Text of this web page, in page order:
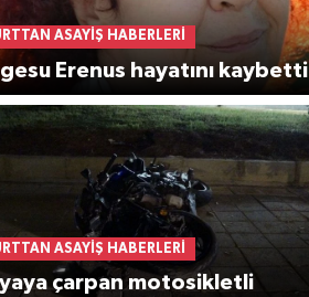
ASAYIŞ HABERLERI
Erenus hayatını kaybetti
ASAYIŞ HABERLERI
çarpan motosikletli